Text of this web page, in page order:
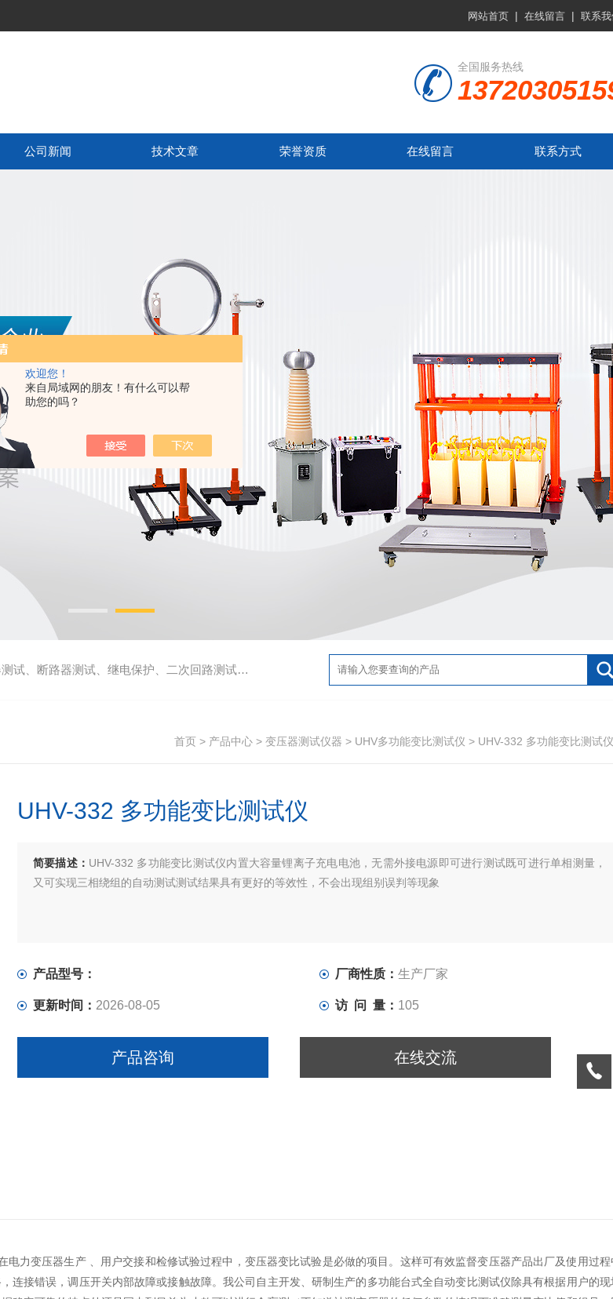
欢迎您！
来自局域网的朋友！有什么可以帮
助您的吗？
网站首页 | 在线留言 | 联系
全国服务热线
公司新闻 技术文章 荣誉资质 在线留言 联系方式
、断路器测试、继电保护、二次回路测试、电
首页 > 产品中心 > 变压器测试仪器 > UHV多功能变比测试仪 > UHV-332 多功能变比测试仪
UHV-332 多功能变比测试仪
简要描述： UHV-332 多功能变比测试仪内置大容量锂离子充电电池，无需外接电源即可进行测试既可进行单相测量，
又可实现三相绕组的自动测试测试结果具有更好的等效性，不会出现组别误判等现象
产品型号： 厂商性质： 生产厂家
更新时间： 2026-08-05 访 问 量： 105
产品咨询 在线交流
电力变压器生产 、用户交接和检修试验过程中，变压器变比试验是必做的项目。这样可有效监督变压器产品出厂及使用过程
连接错误，调压开关内部故障或接触故障。我公司自主开发、研制生产的多功能台式全自动变比测试仪除具有根据用户的现